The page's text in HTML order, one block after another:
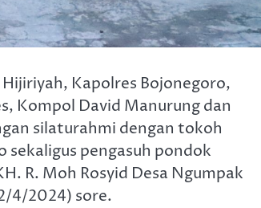
Kapolres Bojonegoro,
Kompol David Manurung dan
silaturahmi dengan tokoh
sekaligus pengasuh pondok
R. Moh Rosyid Desa Ngumpak
4/2024) sore.